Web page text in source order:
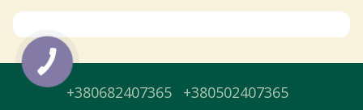
+380682407365 +380502407365
Перейти до оформлення
День доставки обираєте під час оформлення.